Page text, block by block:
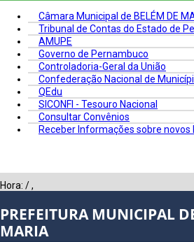
Câmara Municipal de BELÉM DE
Tribunal de Contas do Estado de
AMUPE
Governo de Pernambuco
Controladoria-Geral da União
Confederação Nacional de
QEdu
SICONFI - Tesouro Nacional
Consultar Convênios
Receber Informações sobre novos
Hora: /,
PREFEITURA MUNICIPAL
MARIA